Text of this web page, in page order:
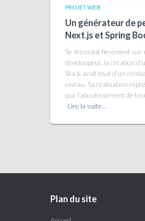
PROJET WEB
Un générateur de
Next.js et Spring
Se dressant fièrement sur
développeur, la création
Stack avait tout d’un
niveau. Sa réalisation
que l’aboutissement de
Lire la suite…
Plan du site